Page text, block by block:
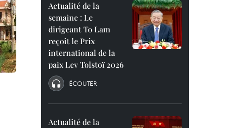
Actualité de la
semaine : Le
dirigeant To Lam
reçoit le Prix
international de la
paix Lev Tolstoï 2026
ÉCOUTER
Actualité de la